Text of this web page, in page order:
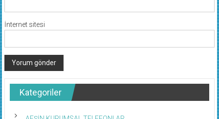
İnternet sitesi
Kategoriler